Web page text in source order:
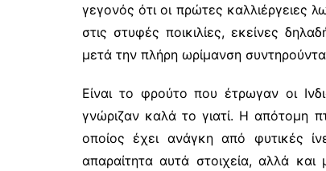
γεγονός ότι οι πρώτες
στις στυφές ποικιλίες, εκείνες
μετά την πλήρη ωρίμανση
Είναι το φρούτο που έτρωγαν οι
γνώριζαν καλά το γιατί. Η απότομη
οποίος έχει ανάγκη από φυτικές
απαραίτητα αυτά στοιχεία, αλλά